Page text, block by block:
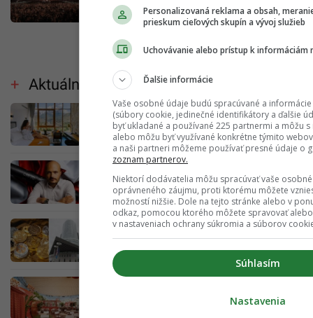
Aktuálne čítajú
Kúpeľňa v kaplnke a trek za gorilami: Svetová
elita spí v týchto 10 najluxusnejších hoteloch
sveta (REBRÍČEK)
Miliardár Strnad: Kúpil podiel vo firme za 83
miliónov eur. „Charakter moderných
konfliktov sa mení.“
Investuješ do kryptomien? NBS varuje pred
spoločnosťami podnikajúcimi bez licencie
Viedni opäť ožíva Aperol Spritz Piazza
Personalizovaná reklama a obsah,
prieskum cieľových skupín a vývoj služieb
Uchovávanie alebo prístup k informáciám
Ďalšie informácie
Vaše osobné údaje budú spracúvané a
(súbory cookie, jedinečné identifikátory a ďalšie
byť ukladané a používané 225 partnermi a môžu
alebo môžu byť využívané konkrétne týmito
a naši partneri môžeme používať presné údaje o
zoznam partnerov.
Niektorí dodávatelia môžu spracúvať vaše
oprávneného záujmu, proti ktorému môžete
možností nižšie. Dole na tejto stránke alebo v
odkaz, pomocou ktorého môžete spravovať
v nastaveniach ochrany súkromia a súborov
Súhlasím
Nastavenia